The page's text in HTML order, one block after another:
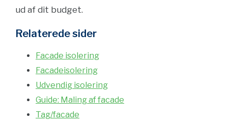
ud af dit budget.
Relaterede sider
Facade isolering
Facadeisolering
Udvendig isolering
Guide: Maling af facade
Tag/facade